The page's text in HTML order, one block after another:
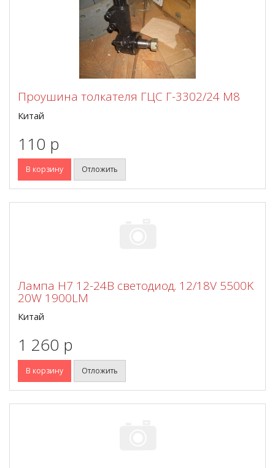
Проушина толкателя ГЦС Г-3302/24 М8
Китай
110 p
В корзину Отложить
Лампа Н7 12-24В светодиод. 12/18V 5500K
20W 1900LM
Китай
1 260 p
В корзину Отложить